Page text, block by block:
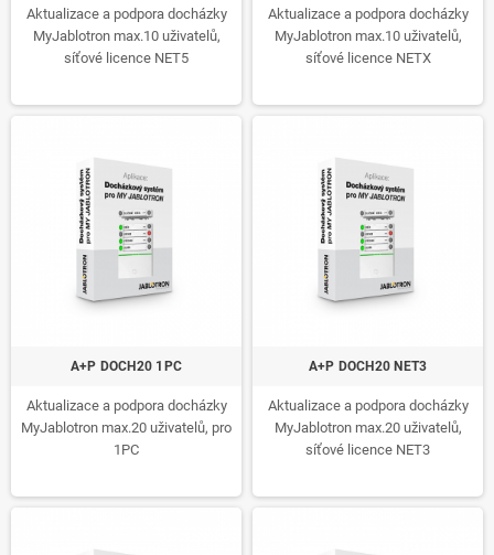
Aktualizace a podpora docházky
MyJablotron max.10 uživatelů,
síťové licence NET5
Aktualizace a podpora docházky
MyJablotron max.10 uživatelů,
síťové licence NETX
A+P DOCH20 1PC
Aktualizace a podpora docházky
MyJablotron max.20 uživatelů, pro
1PC
A+P DOCH20 NET3
Aktualizace a podpora docházky
MyJablotron max.20 uživatelů,
síťové licence NET3